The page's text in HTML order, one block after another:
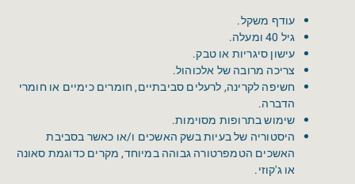
עודף משקל.
גיל 40 ומעלה.
עישון סיגריות או טבק.
צריכה מרובה של אלכוהול.
חשיפה לקרינה, לרעלים סביבתיים, חומרים כימיים או חומרי
הדברה.
שימוש בתרופות מסוימות.
היסטוריה של בעיות בשק האשכים ו/או כאשר בסביבת
האשכים הטמפרטורה גבוהה במיוחד, מקרים כדוגמת סאונה
או ג'קוזי.